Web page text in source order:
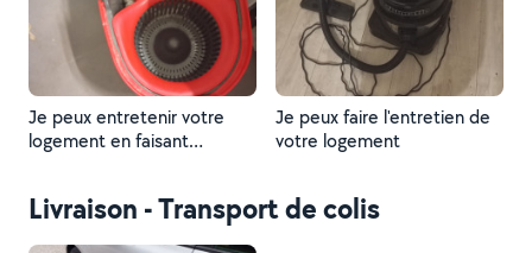
Je peux entretenir votre
logement en faisant
Je peux faire l'entretien de
votre logement
Livraison - Transport de colis